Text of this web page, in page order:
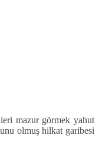
mazur görmek yahut
olmuş hilkat garibesi